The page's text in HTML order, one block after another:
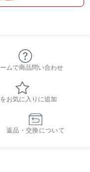
ムで商品問い合わせ
お気に入りに追加
返品・交換について